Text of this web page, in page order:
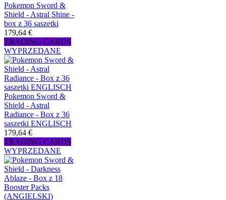
Pokemon Sword &
Shield - Astral Shine -
box z 36 saszetki
179,64 €
TRADING CARDS
WYPRZEDANE
Pokemon Sword &
Shield - Astral
Radiance - Box z 36
saszetki ENGLISCH
179,64 €
TRADING CARDS
WYPRZEDANE